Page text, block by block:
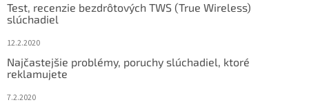
Test, recenzie bezdrôtových TWS (True Wireless)
slúchadiel
12.2.2020
Najčastejšie problémy, poruchy slúchadiel, ktoré
reklamujete
7.2.2020